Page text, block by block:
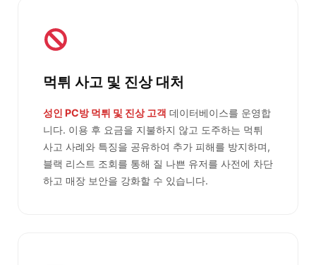
먹튀 사고 및 진상 대처
성인 PC방 먹튀 및 진상 고객 데이터베이스를 운영합
니다. 이용 후 요금을 지불하지 않고 도주하는 먹튀
사고 사례와 특징을 공유하여 추가 피해를 방지하며,
블랙 리스트 조회를 통해 질 나쁜 유저를 사전에 차단
하고 매장 보안을 강화할 수 있습니다.